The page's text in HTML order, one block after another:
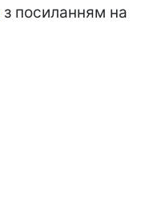
з посиланням на